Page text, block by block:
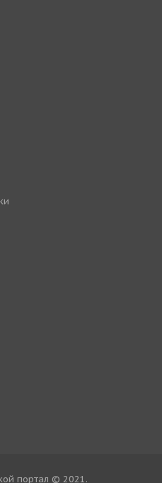
портал © 2021.